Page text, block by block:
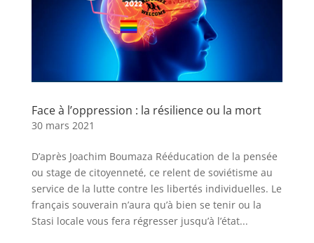
Face à l’oppression : la résilience ou la mort
30 mars 2021
D’après Joachim Boumaza Rééducation de la pensée
ou stage de citoyenneté, ce relent de soviétisme au
service de la lutte contre les libertés individuelles. Le
français souverain n’aura qu’à bien se tenir ou la
Stasi locale vous fera régresser jusqu’à l’état...